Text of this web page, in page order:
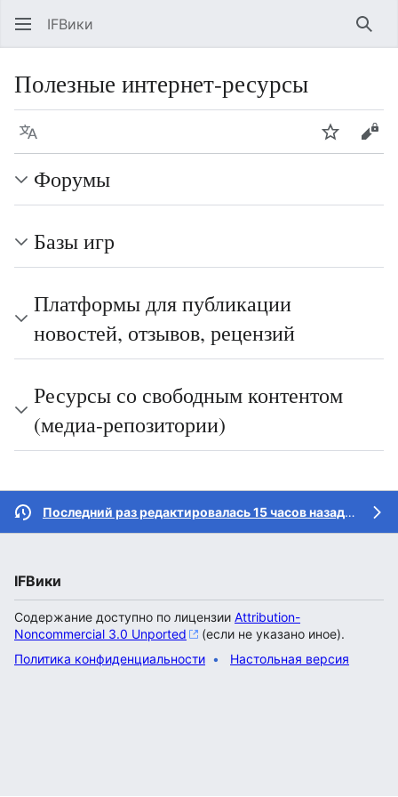
IFВики
Полезные интернет-ресурсы
Язык Следить
Форумы
Базы игр
Платформы для публикации
новостей, отзывов, рецензий
Ресурсы со свободным контентом
(медиа-репозитории)
Последний раз редактировалась 15 часов назад
IFВики
Содержание доступно по лицензии Attribution-
Noncommercial 3.0 Unported
(если не указано иное).
Политика конфиденциальности
Настольная версия